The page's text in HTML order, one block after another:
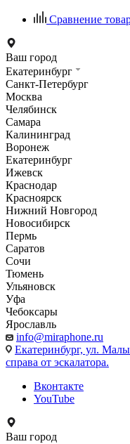
Сравнение
Ваш город
Екатеринбург
Санкт-Петербург
Москва
Челябинск
Самара
Калининград
Воронеж
Екатеринбург
Ижевск
Краснодар
Красноярск
Нижний Новгород
Новосибирск
Пермь
Саратов
Сочи
Тюмень
Ульяновск
Уфа
Чебоксары
Ярославль
info@miraphone.ru
Екатеринбург, ул.
справа от эскалатора.
Вконтакте
YouTube
Ваш город